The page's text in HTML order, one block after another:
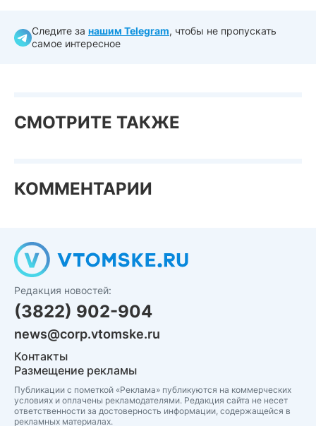
Следите за нашим Telegram, чтобы не пропускать
самое интересное
СМОТРИТЕ ТАКЖЕ
КОММЕНТАРИИ
Редакция новостей:
(3822) 902-904
news@corp.vtomske.ru
Контакты
Размещение рекламы
Публикации с пометкой «Реклама» публикуются на коммерческих
условиях и оплачены рекламодателями. Редакция сайта не несет
ответственности за достоверность информации, содержащейся в
рекламных материалах.